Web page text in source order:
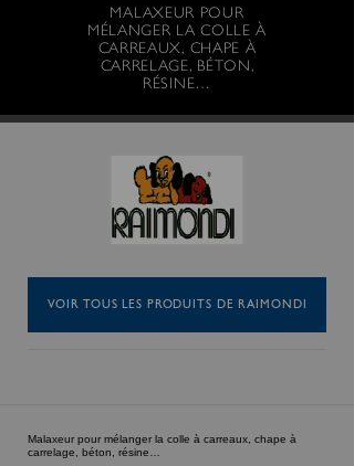
MALAXEUR POUR
MÉLANGER LA COLLE À
CARREAUX, CHAPE À
CARRELAGE, BÉTON,
RÉSINE…
VOIR TOUS LES PRODUITS DE RAIMONDI
Malaxeur pour mélanger la colle à carreaux, chape à
carrelage, béton, résine…